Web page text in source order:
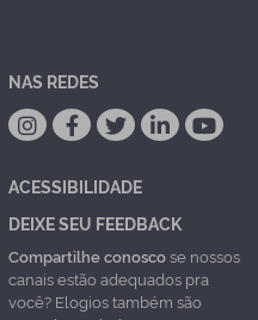
NAS REDES
ACESSIBILIDADE
DEIXE SEU FEEDBACK
Compartilhe conoscose nossos
canais estão adequados pra
você? Elogios também são